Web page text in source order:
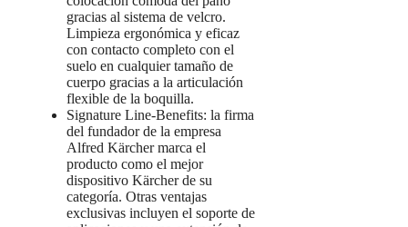
gracias al sistema de velcro.
Limpieza ergonómica y eficaz
con contacto completo con el
suelo en cualquier tamaño de
cuerpo gracias a la articulación
flexible de la boquilla.
Signature Line-Benefits: la firma
del fundador de la empresa
Alfred Kärcher marca el
producto como el mejor
dispositivo Kärcher de su
categoría. Otras ventajas
exclusivas incluyen el soporte de